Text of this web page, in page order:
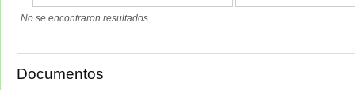
No se encontraron resultados.
Documentos